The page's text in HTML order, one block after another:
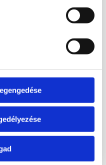
még…